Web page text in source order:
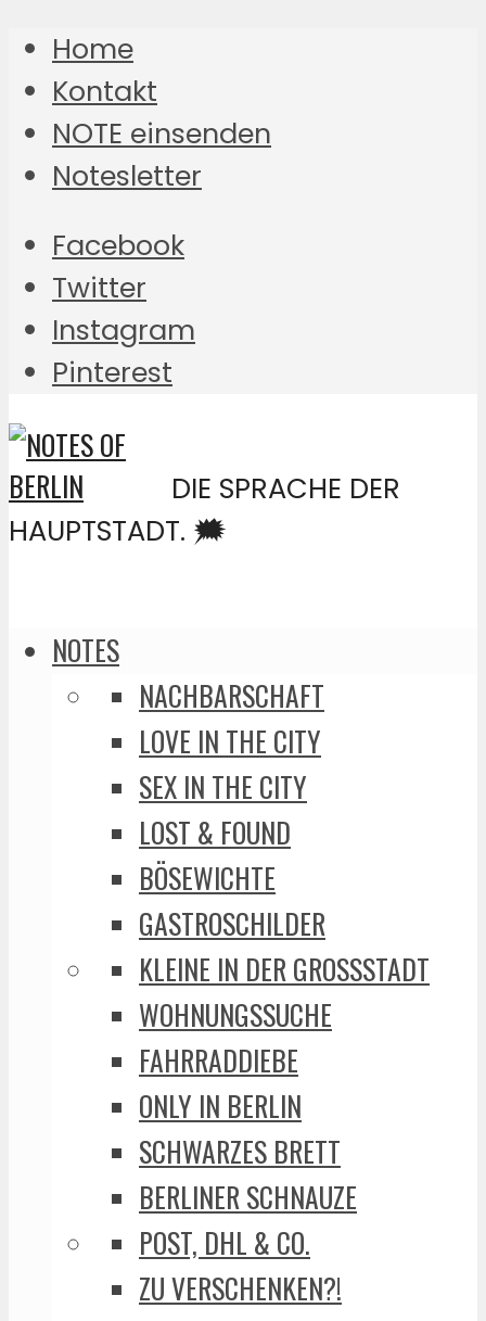
Home
Kontakt
NOTE einsenden
Notesletter
Facebook
Twitter
Instagram
Pinterest
DIE SPRACHE DER
HAUPTSTADT. 🗯️
NOTES
NACHBARSCHAFT
LOVE IN THE CITY
SEX IN THE CITY
LOST & FOUND
BÖSEWICHTE
GASTROSCHILDER
KLEINE IN DER GROSSSTADT
WOHNUNGSSUCHE
FAHRRADDIEBE
ONLY IN BERLIN
SCHWARZES BRETT
BERLINER SCHNAUZE
POST, DHL & CO.
ZU VERSCHENKEN?!